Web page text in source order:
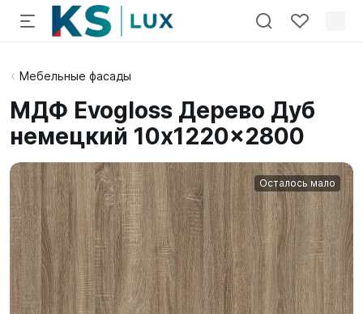
Мебельные фасады
МДФ Evogloss Дерево Дуб
немецкий 10x1220x2800
Осталось мало